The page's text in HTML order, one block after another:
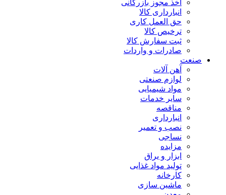
اخذ مجوز بازرگانی
انبارداری کالا
حق العمل کاری
ترخیص کالا
ثبت سفارش کالا
صادرات و واردات
صنعت
آهن آلات
لوازم صنعتی
مواد شیمیایی
سایر خدمات
مناقصه
انبارداری
نصب و تعمیر
نساجی
مزایده
ابزار و یراق
تولید مواد غذایی
کارخانه
ماشین سازی